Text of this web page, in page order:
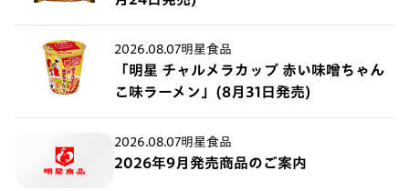
2026.08.07明星食品
「明星 チャルメラカップ 赤い味噌ちゃん
こ味ラーメン」(8月31日発売)
2026.08.07明星食品
2026年9月発売商品のご案内